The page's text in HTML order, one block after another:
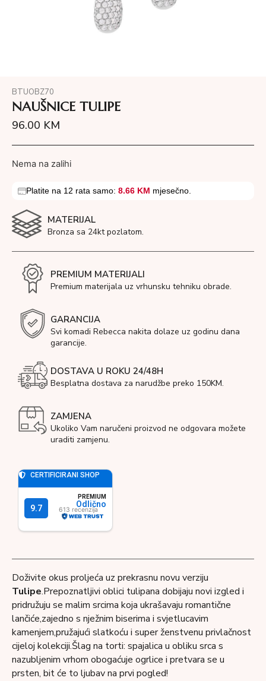
BTUOBZ70
NAUŠNICE TULIPE
96.00 KM
Nema na zalihi
Platite na 12 rata samo: 8.66 KM mjesečno.
MATERIJAL
Bronza sa 24kt pozlatom.
PREMIUM MATERIJALI
Premium materijala uz vrhunsku tehniku obrade.
GARANCIJA
Svi komadi Rebecca nakita dolaze uz godinu dana
garancije.
DOSTAVA U ROKU 24/48H
Besplatna dostava za narudžbe preko 150KM.
ZAMJENA
Ukoliko Vam naručeni proizvod ne odgovara možete
uraditi zamjenu.
Doživite okus proljeća uz prekrasnu novu verziju
Tulipe.Prepoznatljivi oblici tulipana dobijaju novi izgled i
pridružuju se malim srcima koja ukrašavaju romantične
lančiće,zajedno s nježnim biserima i svjetlucavim
kamenjem,pružajući slatkoću i super ženstvenu privlačnost
cijeloj kolekciji.Šlag na torti: spajalica u obliku srca s
nazubljenim vrhom obogaćuje ogrlice i pretvara se u
prsten, bit će to ljubav na prvi pogled!